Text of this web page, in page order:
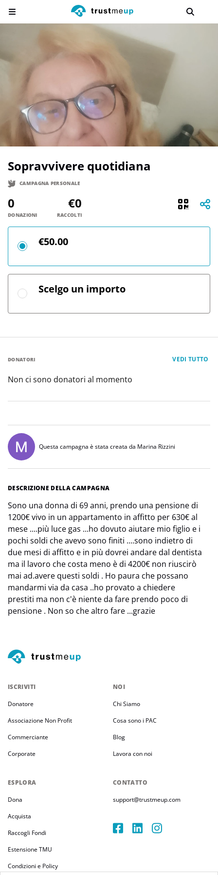
Sopravvivere quotidiana
CAMPAGNA PERSONALE
0
DONAZIONI
€0
RACCOLTI
€50.00
Scelgo un importo
DONATORI VEDI TUTTO
Non ci sono donatori al momento
Questa campagna è stata creata da Marina Rizzini
DESCRIZIONE DELLA CAMPAGNA
Sono una donna di 69 anni, prendo una pensione di
1200€ vivo in un appartamento in affitto per 630€ al
mese ....più luce gas ...ho dovuto aiutare mio figlio e i
pochi soldi che avevo sono finiti ....sono indietro di
due mesi di affitto e in più dovrei andare dal dentista
ma il lavoro che costa meno è di 4200€ non riuscirò
mai ad.avere questi soldi . Ho paura che possano
mandarmi via da casa ..ho provato a chiedere
prestiti ma non c'è niente da fare prendo poco di
pensione . Non so che altro fare ...grazie
ISCRIVITI
Donatore
Associazione Non Profit
Commerciante
Corporate
ESPLORA
Dona
Acquista
Raccogli Fondi
Estensione TMU
Condizioni e Policy
NOI
Chi Siamo
Cosa sono i PAC
Blog
Lavora con noi
CONTATTO
support@trustmeup.com